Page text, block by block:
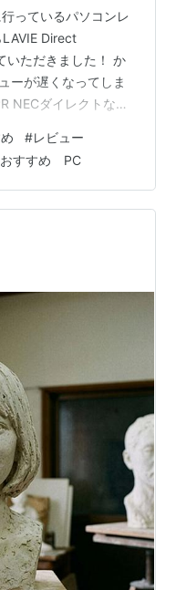
っているパソコンレ
Direct
いただきました！ か
ーが遅くなってしま
NECダイレクトなら
ちなみに前回は
売り。
種の一番のポイント
。 その名の通り、今
#レビュー
すすめ PC